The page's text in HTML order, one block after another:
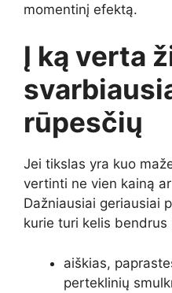
momentinį efektą.
Į ką verta
rūpesčių
Jei tikslas yra kuo
vertinti ne vien kainą
Dažniausiai geriausiai
kurie turi kelis bendrus
aiškias,
perteklinių